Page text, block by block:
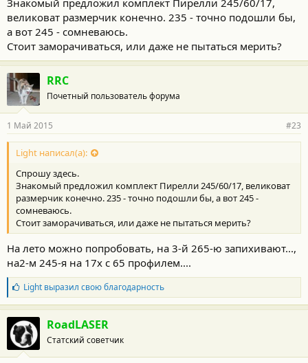
великоват размерчик конечно. 235 - точно подошли бы,
а вот 245 - сомневаюсь.
Стоит заморачиваться, или даже не пытаться мерить?
RRC
Почетный пользователь форума
1 Май 2015 #23
Light написал(а):
Спрошу здесь.
Знакомый предложил комплект Пирелли 245/60/17, великоват
размерчик конечно. 235 - точно подошли бы, а вот 245 -
сомневаюсь.
Стоит заморачиваться, или даже не пытаться мерить?
На лето можно попробовать, на 3-й 265-ю запихивают...,
на2-м 245-я на 17х с 65 профилем....
Б
л
а
г
о
д
а
Lightвыразил свою благодарность
RoadLASER
Статский советчик